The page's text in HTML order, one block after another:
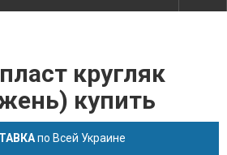
кругляк
купить
по Всей Украине